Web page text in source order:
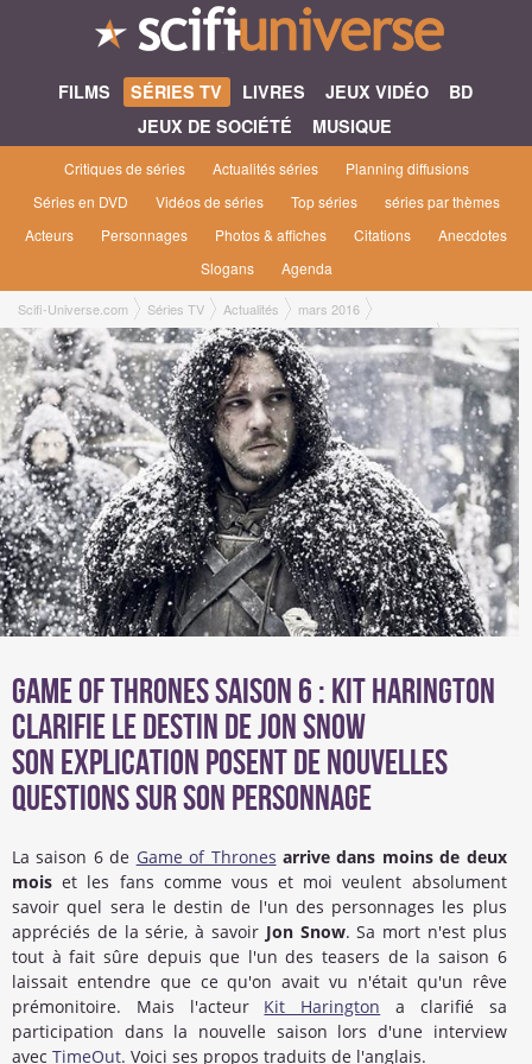
FILMS SÉRIES TV LIVRES JEUX VIDÉO
BD
JEUX DE SOCIÉTÉ
MUSIQUE
Critiques de séries Actualités séries
Planning diffusions
Séries en DVD
Vidéos de séries Top séries
séries par thèmes
Acteurs
Personnages Photos & affiches Citations
Anecdotes
Slogans
Agenda
Scifi-Universe.com Séries TV Actualités
mars 2016
Game Of Thrones saison 6 : Kit Harington clarifie le destin de Jon Snow
Game Of Thrones saison 6 : Kit Harington
clarifie le destin de Jon Snow
Son explication posent de nouvelles
questions sur son personnage
La saison 6 de Game of Thrones arrive dans moins de deux
mois et les fans comme vous et moi veulent absolument
savoir quel sera le destin de l'un des personnages les plus
appréciés de la série, à savoir Jon Snow. Sa mort n'est plus
tout à fait sûre depuis que l'un des teasers de la saison 6
laissait entendre que ce qu'on avait vu n'était qu'un rêve
prémonitoire. Mais l'acteur Kit Harington a clarifié sa
participation dans la nouvelle saison lors d'une interview
avec TimeOut. Voici ses propos traduits de l'anglais.